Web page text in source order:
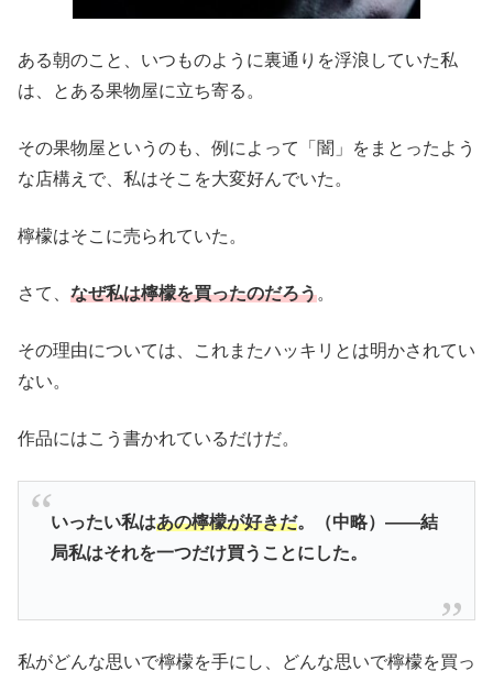
ある朝のこと、いつものように裏通りを浮浪していた私
は、とある果物屋に立ち寄る。
その果物屋というのも、例によって「闇」をまとったよう
な店構えで、私はそこを大変好んでいた。
檸檬はそこに売られていた。
さて、 なぜ私は檸檬を買ったのだろう。
その理由については、これまたハッキリとは明かされてい
ない。
作品にはこう書かれているだけだ。
いったい私はあの檸檬が好きだ。（中略）――結
局私はそれを一つだけ買うことにした。
私がどんな思いで檸檬を手にし、どんな思いで檸檬を買っ